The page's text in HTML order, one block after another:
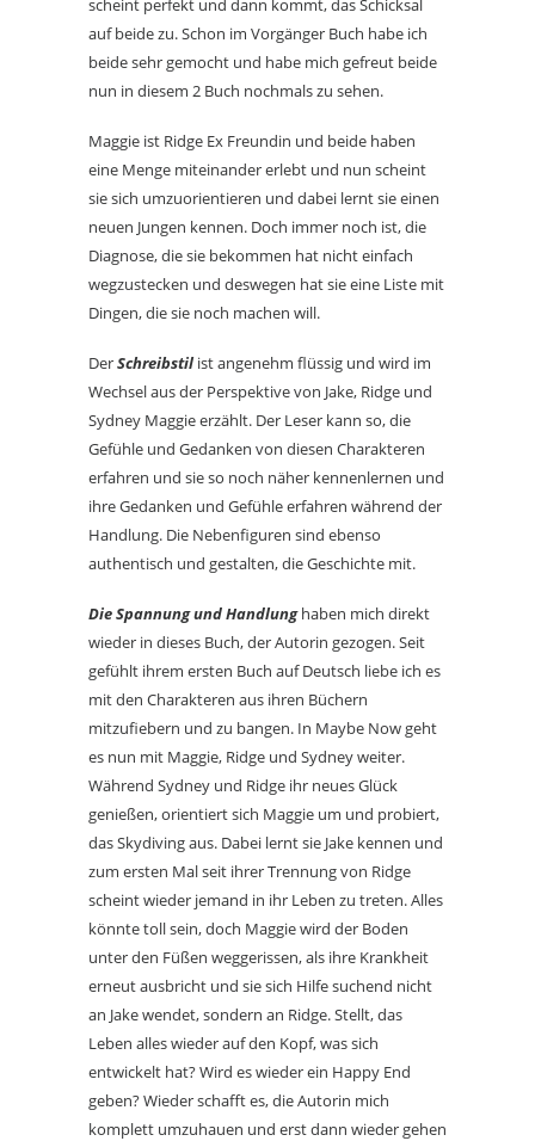
scheint perfekt und dann kommt, das Schicksal
auf beide zu. Schon im Vorgänger Buch habe ich
beide sehr gemocht und habe mich gefreut beide
nun in diesem 2 Buch nochmals zu sehen.
Maggie ist Ridge Ex Freundin und beide haben
eine Menge miteinander erlebt und nun scheint
sie sich umzuorientieren und dabei lernt sie einen
neuen Jungen kennen. Doch immer noch ist, die
Diagnose, die sie bekommen hat nicht einfach
wegzustecken und deswegen hat sie eine Liste mit
Dingen, die sie noch machen will.
DerSchreibstilist angenehm flüssig und wird im
Wechsel aus der Perspektive von Jake, Ridge und
Sydney Maggie erzählt. Der Leser kann so, die
Gefühle und Gedanken von diesen Charakteren
erfahren und sie so noch näher kennenlernen und
ihre Gedanken und Gefühle erfahren während der
Handlung. Die Nebenfiguren sind ebenso
authentisch und gestalten, die Geschichte mit.
Die Spannung und Handlung haben mich direkt
wieder in dieses Buch, der Autorin gezogen. Seit
gefühlt ihrem ersten Buch auf Deutsch liebe ich es
mit den Charakteren aus ihren Büchern
mitzufiebern und zu bangen. In Maybe Now geht
es nun mit Maggie, Ridge und Sydney weiter.
Während Sydney und Ridge ihr neues Glück
genießen, orientiert sich Maggie um und probiert,
das Skydiving aus. Dabei lernt sie Jake kennen und
zum ersten Mal seit ihrer Trennung von Ridge
scheint wieder jemand in ihr Leben zu treten. Alles
könnte toll sein, doch Maggie wird der Boden
unter den Füßen weggerissen, als ihre Krankheit
erneut ausbricht und sie sich Hilfe suchend nicht
an Jake wendet, sondern an Ridge. Stellt, das
Leben alles wieder auf den Kopf, was sich
entwickelt hat? Wird es wieder ein Happy End
geben? Wieder schafft es, die Autorin mich
komplett umzuhauen und erst dann wieder gehen